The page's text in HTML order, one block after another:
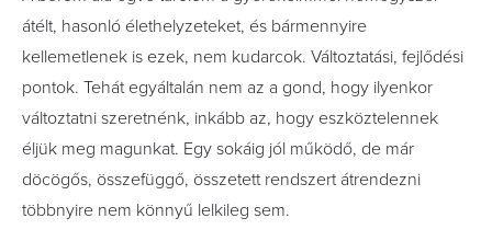
átélt, hasonló élethelyzeteket, és bármennyire
kellemetlenek is ezek, nem kudarcok. Változtatási, fejlődési
pontok. Tehát egyáltalán nem az a gond, hogy ilyenkor
változtatni szeretnénk, inkább az, hogy eszköztelennek
éljük meg magunkat. Egy sokáig jól működő, de már
döcögős, összefüggő, összetett rendszert átrendezni
többnyire nem könnyű lelkileg sem.